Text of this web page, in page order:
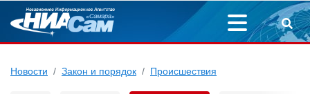
Новости Закон и порядок Происшествия